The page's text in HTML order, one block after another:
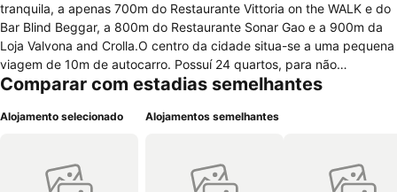
tranquila, a apenas 700m do Restaurante Vittoria on the WALK e do
Bar Blind Beggar, a 800m do Restaurante Sonar Gao e a 900m da
Loja Valvona and Crolla.O centro da cidade situa-se a uma pequena
viagem de 10m de autocarro. Possuí 24 quartos, para não
fumadores, espaçosos e equipados com acesso a internet(sob
televisão e telefone. O hotel oferece cofre na recepção, sala para
House, poderá desfrutar de um restaurante/refeitório em que é
Comparar com estadias semelhantes
Alojamento selecionado Alojamentos semelhantes